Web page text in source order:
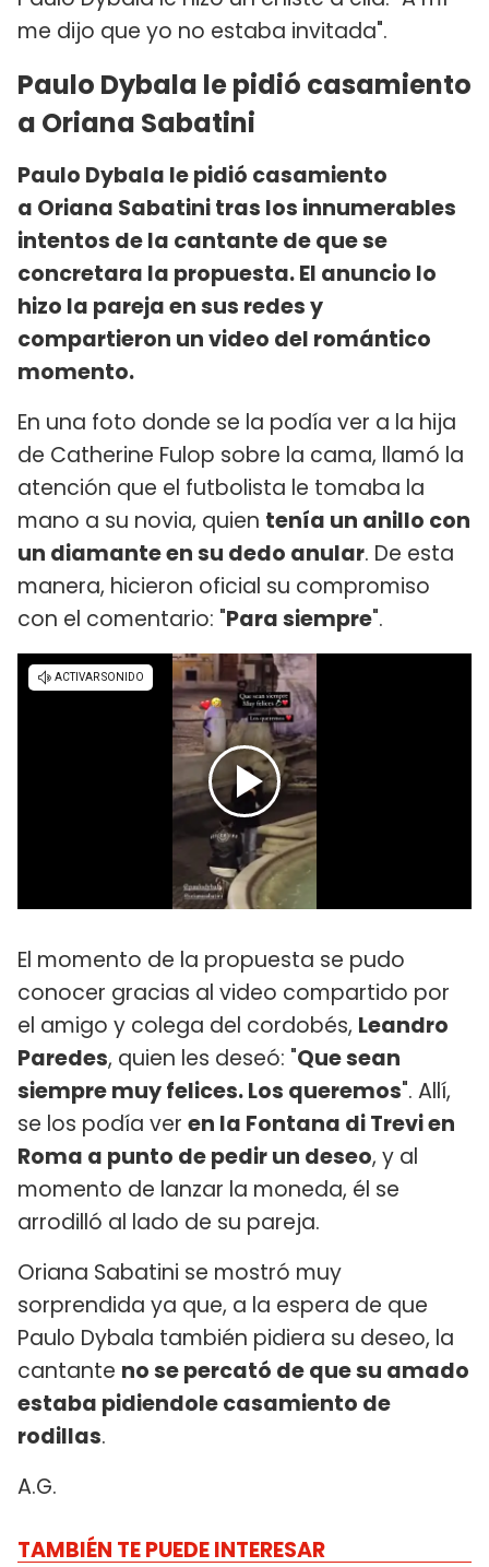
me dijo que yo no estaba invitada".
Paulo Dybala le pidió casamiento
a Oriana Sabatini
Paulo Dybala le pidió casamiento
a Oriana Sabatini tras los innumerables
intentos de la cantante de que se
concretara la propuesta. El anuncio lo
hizo la pareja en sus redes y
compartieron un video del romántico
momento.
En una foto donde se la podía ver a la hija
de Catherine Fulop sobre la cama, llamó la
atención que el futbolista le tomaba la
mano a su novia, quien tenía un anillo con
un diamante en su dedo anular. De esta
manera, hicieron oficial su compromiso
con el comentario: "Para siempre".
El momento de la propuesta se pudo
conocer gracias al video compartido por
el amigo y colega del cordobés, Leandro
Paredes, quien les deseó: "Que sean
siempre muy felices. Los queremos". Allí,
se los podía ver en la Fontana di Trevi en
Roma a punto de pedir un deseo, y al
momento de lanzar la moneda, él se
arrodilló al lado de su pareja.
Oriana Sabatini se mostró muy
sorprendida ya que, a la espera de que
Paulo Dybala también pidiera su deseo, la
cantante no se percató de que su amado
estaba pidiendole casamiento de
rodillas.
A.G.
TAMBIÉN TE PUEDE INTERESAR